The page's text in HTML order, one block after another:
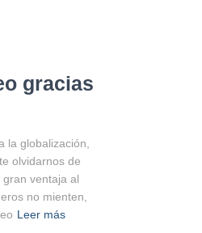
gracias
la globalización,
olvidarnos de
ventaja al
no mienten,
Leer más